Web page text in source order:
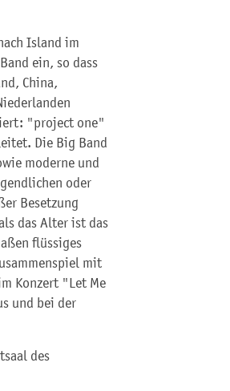
Island im
ein, so dass
China,
"project one"
Die Big Band
moderne und
oder
Besetzung
das Alter ist das
flüssiges
mit
Konzert "Let Me
und bei der
des